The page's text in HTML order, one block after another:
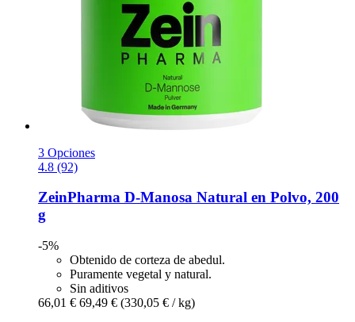
3 Opciones
4.8 (92)
ZeinPharma D-​Manosa Natural en Polvo, 200
g
-5%
Obtenido de corteza de abedul.
Puramente vegetal y natural.
Sin aditivos
66,01 € 69,49 € (330,05 € / kg)